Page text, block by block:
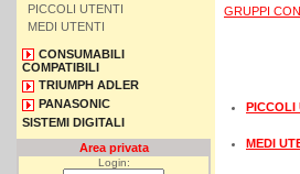
PICCOLI UTENTI
MEDI UTENTI
CONSUMABILI
COMPATIBILI
TRIUMPH ADLER
PANASONIC
SISTEMI DIGITALI
Area privata
Login:
GRUPPI
PICCOLI
MEDI